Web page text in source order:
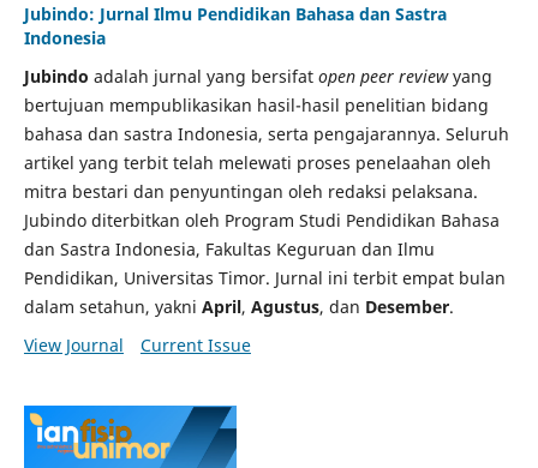
Jubindo: Jurnal Ilmu Pendidikan Bahasa dan Sastra
Indonesia
Jubindo adalah jurnal yang bersifat open peer reviewyang
bertujuan mempublikasikan hasil-hasil penelitian bidang
bahasa dan sastra Indonesia, serta pengajarannya. Seluruh
artikel yang terbit telah melewati proses penelaahan oleh
mitra bestari dan penyuntingan oleh redaksi pelaksana.
Jubindo diterbitkan oleh Program Studi Pendidikan Bahasa
dan Sastra Indonesia, Fakultas Keguruan dan Ilmu
Pendidikan, Universitas Timor. Jurnal ini terbit empat bulan
dalam setahun, yakni April, Agustus, dan Desember.
View Journal
Current Issue